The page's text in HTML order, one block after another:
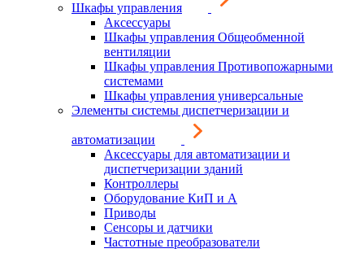
Шкафы управления
Аксессуары
Шкафы управления Общеобменной
вентиляции
Шкафы управления Противопожарными
системами
Шкафы управления универсальные
Элементы системы диспетчеризации и
автоматизации
Аксессуары для автоматизации и
диспетчеризации зданий
Контроллеры
Оборудование КиП и А
Приводы
Сенсоры и датчики
Частотные преобразователи